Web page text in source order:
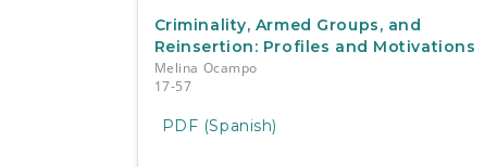
Criminality, Armed Groups, and
Reinsertion: Profiles and Motivations
Melina Ocampo
17-57
PDF (Spanish)